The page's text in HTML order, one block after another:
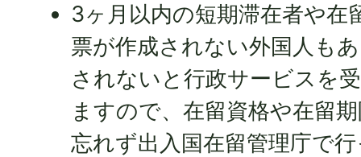
3ヶ月以内の短期滞在者や在
票が作成されない外国人も
されないと行政サービスを
ますので、在留資格や在留
忘れず出入国在留管理庁で